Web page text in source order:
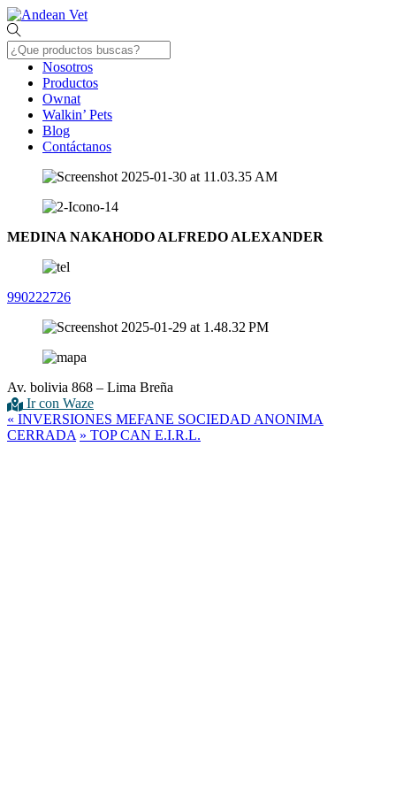
Skip
to
content
Menu
Nosotros
Productos
Ownat
Walkin’ Pets
Blog
Contáctanos
MEDINA NAKAHODO ALFREDO ALEXANDER
990222726
Av. bolivia 868 – Lima Breña
Ir con Waze
« INVERSIONES MEFANE SOCIEDAD ANONIMA
CERRADA » TOP CAN E.I.R.L.